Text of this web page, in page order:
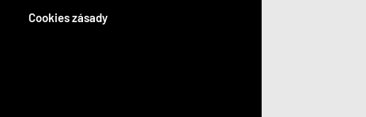
Cookies zásady